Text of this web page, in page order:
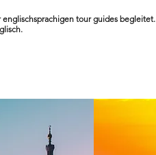
tour guides begleitet.